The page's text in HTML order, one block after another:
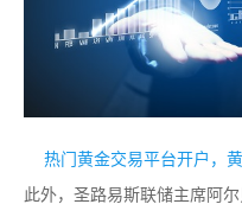
热门黄金交易平台开户，
此外，圣路易斯联储主席阿